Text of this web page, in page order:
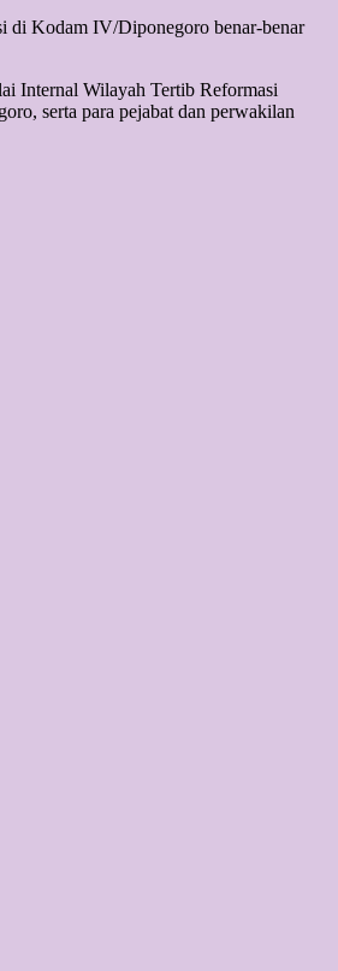
di Kodam IV/Diponegoro benar-benar
Internal Wilayah Tertib Reformasi
serta para pejabat dan perwakilan